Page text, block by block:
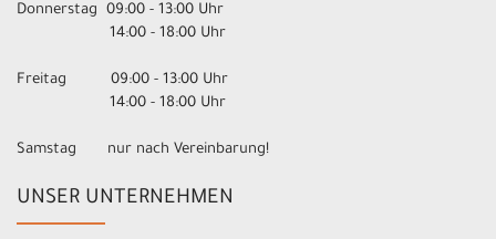
Donnerstag 09:00 - 13:00 Uhr
14:00 - 18:00 Uhr
Freitag 09:00 - 13:00 Uhr
14:00 - 18:00 Uhr
Samstag nur nach Vereinbarung!
UNSER UNTERNEHMEN